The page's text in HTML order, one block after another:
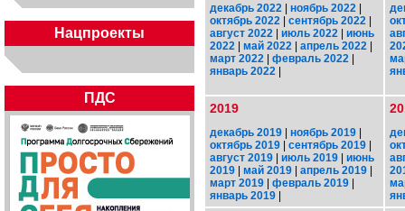
Нацпроекты
ПДС
декабрь 2022 | ноябрь 2022 |
октябрь 2022 | сентябрь 2022 |
август 2022 | июль 2022 | июнь
2022 | май 2022 | апрель 2022 |
март 2022 | февраль 2022 |
январь 2022 |
2019
декабрь 2019 | ноябрь 2019 |
октябрь 2019 | сентябрь 2019 |
август 2019 | июль 2019 | июнь
2019 | май 2019 | апрель 2019 |
март 2019 | февраль 2019 |
январь 2019 |